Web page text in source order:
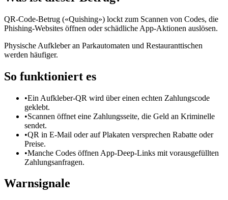
QR-Code-Betrug («Quishing») lockt zum Scannen von Codes, die
Phishing-Websites öffnen oder schädliche App-Aktionen auslösen.
Physische Aufkleber an Parkautomaten und Restauranttischen
werden häufiger.
So funktioniert es
•Ein Aufkleber-QR wird über einen echten Zahlungscode
geklebt.
•Scannen öffnet eine Zahlungsseite, die Geld an Kriminelle
sendet.
•QR in E-Mail oder auf Plakaten versprechen Rabatte oder
Preise.
•Manche Codes öffnen App-Deep-Links mit vorausgefüllten
Zahlungsanfragen.
Warnsignale